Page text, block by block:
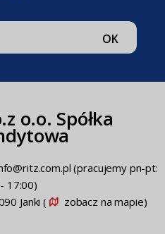
OK
o.o. Spółka
(pracujemy pn-pt:
17:00)
Janki (
zobacz na mapie)